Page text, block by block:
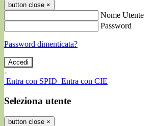
button close ×
Nome Utente
Password
Password dimenticata?
-
Entra con SPID Entra con CIE
Seleziona utente
button close ×